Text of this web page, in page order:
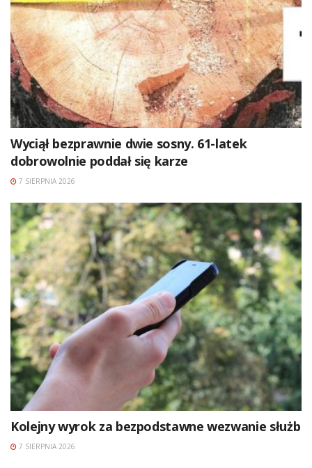
Wyciął bezprawnie dwie sosny. 61-latek
dobrowolnie poddał się karze
7 SIERPNIA 2026
Kolejny wyrok za bezpodstawne wezwanie służb
7 SIERPNIA 2026